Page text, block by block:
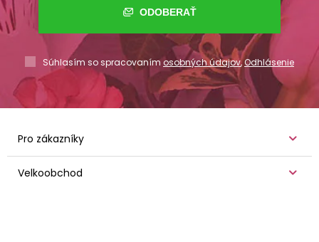
ODOBERAŤ
Súhlasím so spracovaním osobných údajov,Odhlásenie
Pro zákazníky
Velkoobchod